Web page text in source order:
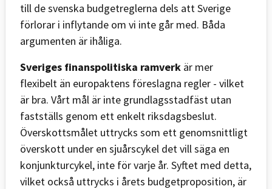
till de svenska budgetreglerna dels att Sverige
förlorar i inflytande om vi inte går med. Båda
argumenten är ihåliga.
Sveriges finanspolitiska ramverk är mer
flexibelt än europaktens föreslagna regler - vilket
är bra. Vårt mål är inte grundlagsstadfäst utan
fastställs genom ett enkelt riksdagsbeslut.
Överskottsmålet uttrycks som ett genomsnittligt
överskott under en sjuårscykel det vill säga en
konjunkturcykel, inte för varje år. Syftet med detta,
vilket också uttrycks i årets budgetproposition, är